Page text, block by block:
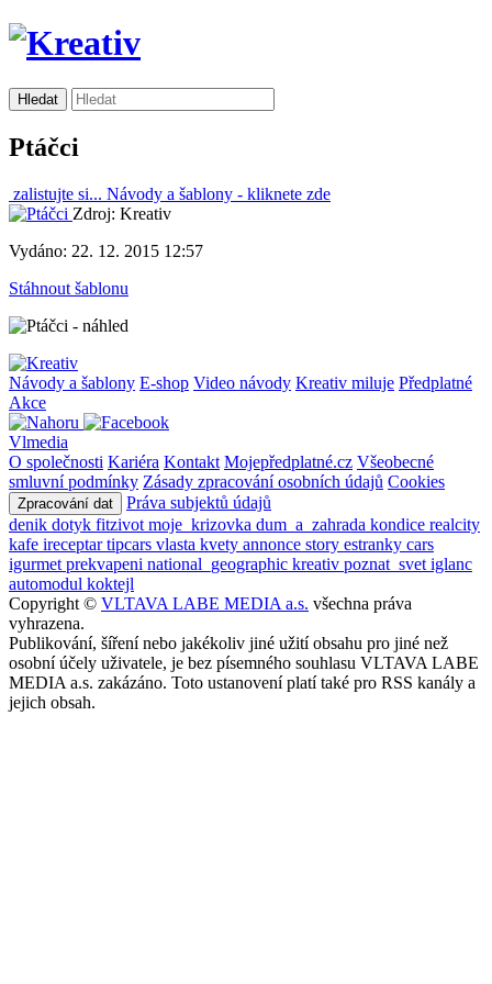
Ptáčci
zalistujte si... Návody a šablony - kliknete zde
Zdroj: Kreativ
Vydáno: 22. 12. 2015 12:57
Stáhnout šablonu
Návody a šablony E-shop Video návody Kreativ miluje Předplatné
Akce
Vlmedia
O společnosti Kariéra Kontakt Mojepředplatné.cz Všeobecné
smluvní podmínky Zásady zpracování osobních údajů Cookies
Zpracování dat
Práva subjektů údajů
denik dotyk fitzivot moje_krizovka dum_a_zahrada kondice realcity
kafe ireceptartipcars vlasta kvety annonce story estranky cars
igurmet prekvapeni national_geographic kreativ poznat_svet iglanc
automodul koktejl
Copyright © VLTAVA LABE MEDIA a.s. všechna práva
vyhrazena.
Publikování, šíření nebo jakékoliv jiné užití obsahu pro jiné než
osobní účely uživatele, je bez písemného souhlasu VLTAVA LABE
MEDIA a.s. zakázáno. Toto ustanovení platí také pro RSS kanály a
jejich obsah.